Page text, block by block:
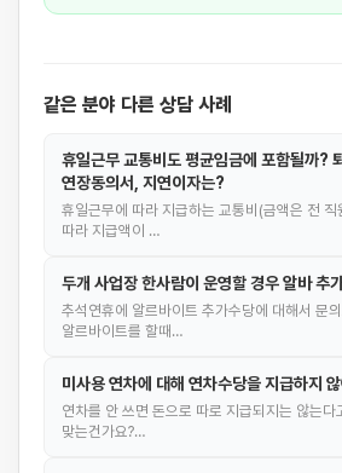
같은 분야 다른 상담 사례
휴일근무 교통비도 평균임금에 포함될까?
연장동의서, 지연이자는?
휴일근무에 따라 지급하는 교통비(금액은 전 직
따라 지급액이 …
두개 사업장 한사람이 운영할 경우 알바 추
추석연휴에 알르바이트 추가수당에 대해서 문
알르바이트를 할때…
미사용 연차에 대해 연차수당을 지급하지
연차를 안 쓰면 돈으로 따로 지급되지는 않는다
맞는건가요?…